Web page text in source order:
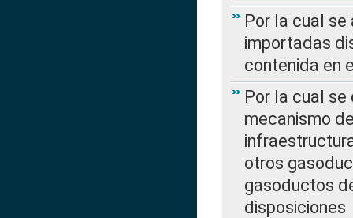
Por la cual
importadas
contenida en
Por la cual se
mecanismo
otros
gasoductos
disposiciones